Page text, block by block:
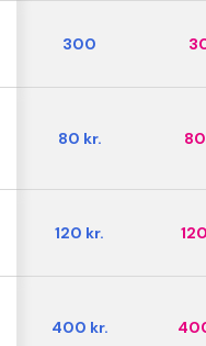
300
80 kr.
120 kr.
400 kr.